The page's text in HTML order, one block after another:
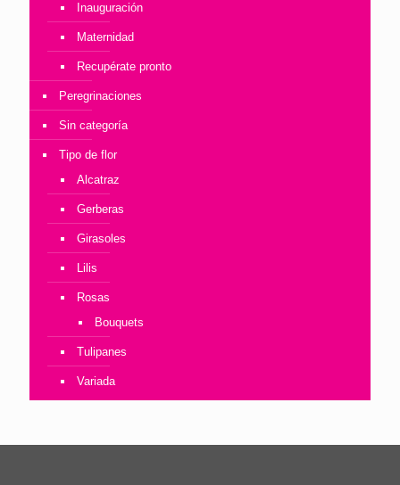
Inauguración
Maternidad
Recupérate pronto
Peregrinaciones
Sin categoría
Tipo de flor
Alcatraz
Gerberas
Girasoles
Lilis
Rosas
Bouquets
Tulipanes
Variada